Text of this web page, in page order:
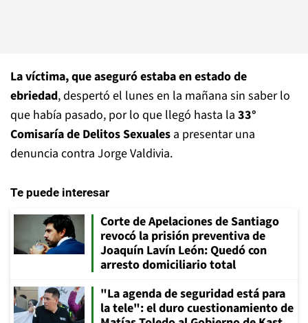
La víctima, que aseguró estaba en estado de
ebriedad, despertó el lunes en la mañana sin saber lo
que había pasado, por lo que llegó hasta la 33°
Comisaría de Delitos Sexuales a presentar una
denuncia contra Jorge Valdivia.
Te puede interesar
Corte de Apelaciones de Santiago
revocó la prisión preventiva de
Joaquín Lavín León: Quedó con
arresto domiciliario total
"La agenda de seguridad está para
la tele": el duro cuestionamiento de